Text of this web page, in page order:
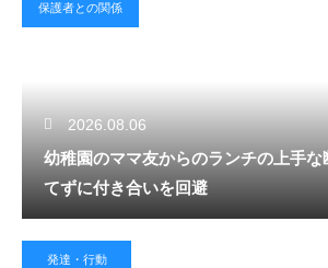
保護者との関係
2026.08.06
幼稚園のママ友からのランチの上手
てずに付き合いを回避
発達・行動